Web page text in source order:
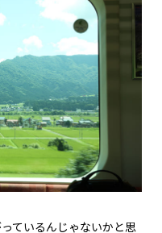
ているんじゃないかと思